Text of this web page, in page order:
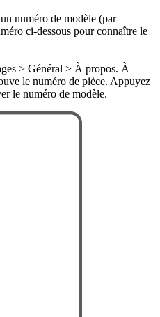
numéro de modèle (par
ci-dessous pour connaître le
> Général > À propos. À
le numéro de pièce. Appuyez
le numéro de modèle.